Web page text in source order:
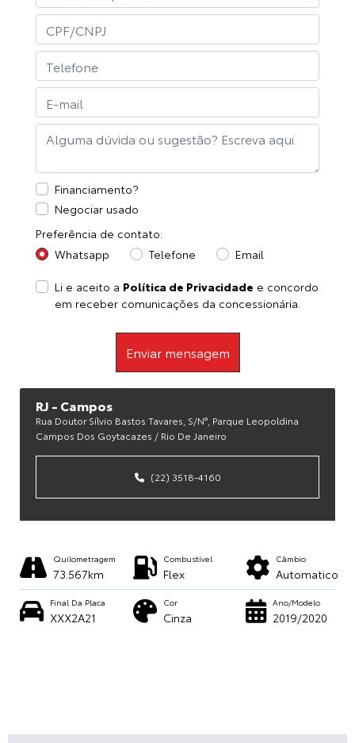
RJ - Campos
Rua Doutor Sílvio Bastos Tavares, S/n°, Parque Leopoldina
Campos Dos Goytacazes / Rio De Janeiro
(22) 3518-4160
Financiamento?
Negociar usado
Preferência de contato:
Whatsapp
Telefone Email
Li e aceito a Política de Privacidade e concordo
em receber comunicações da concessionária.
Enviar mensagem
Câmbio
Automatico
Combustível
Flex
Quilometragem
73.567km
Ano/Modelo
2019/2020
Cor
Cinza
Final Da Placa
XXX2A21